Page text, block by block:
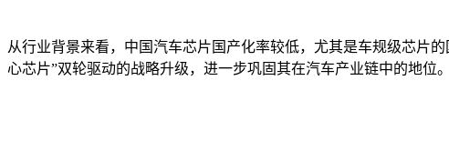
从行业背景来看，中国汽车芯片国产化率较低，尤其是车规级芯片
心芯片”双轮驱动的战略升级，进一步巩固其在汽车产业链中的地位。